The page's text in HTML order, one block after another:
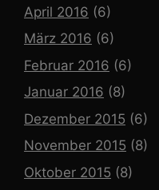
April 2016 (6)
März 2016 (6)
Februar 2016 (6)
Januar 2016 (8)
Dezember 2015 (6)
November 2015 (8)
Oktober 2015 (8)